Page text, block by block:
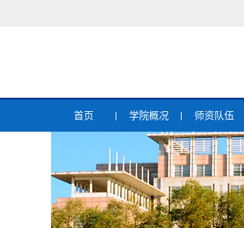
首页 学院概况 师资队伍